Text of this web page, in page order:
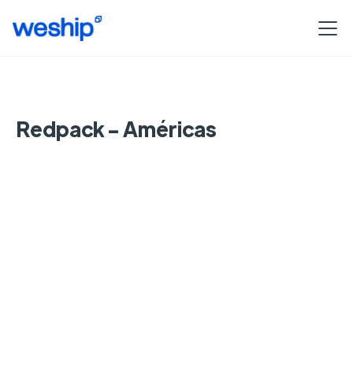
Redpack - Américas